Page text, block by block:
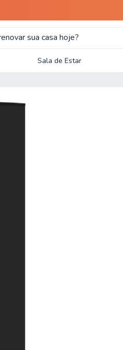
Sala de Estar